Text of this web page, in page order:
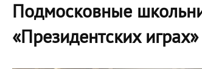
Подмосковные
«Президентских